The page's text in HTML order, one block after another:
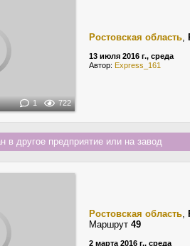
1 722
Ростовская область,
13 июля 2016 г., среда
Автор: Express_161
другое предприятие или на завод
Ростовская область,
Маршрут 49
2 марта 2016 г., среда